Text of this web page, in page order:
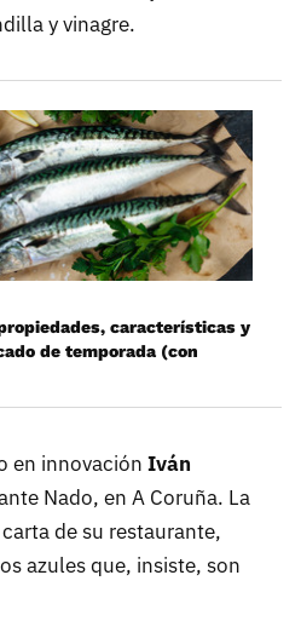
y vinagre.
características y
de temporada (con
en innovación Iván
Nado, en A Coruña. La
de su restaurante,
azules que, insiste, son